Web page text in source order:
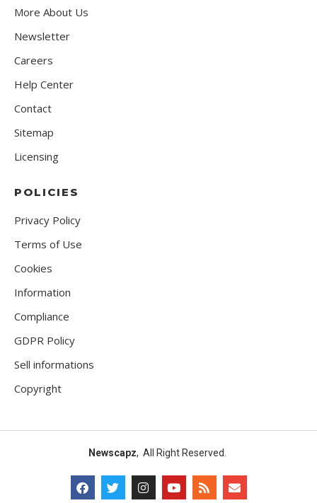
More About Us
Newsletter
Careers
Help Center
Contact
Sitemap
Licensing
POLICIES
Privacy Policy
Terms of Use
Cookies
Information
Compliance
GDPR Policy
Sell informations
Copyright
Newscapz, All Right Reserved.